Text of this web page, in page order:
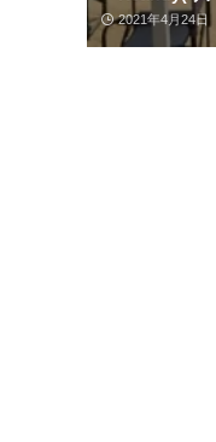
2021年4月24日